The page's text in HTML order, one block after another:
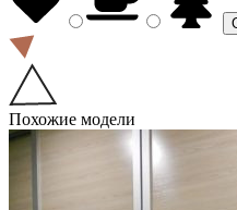
Похожие модели